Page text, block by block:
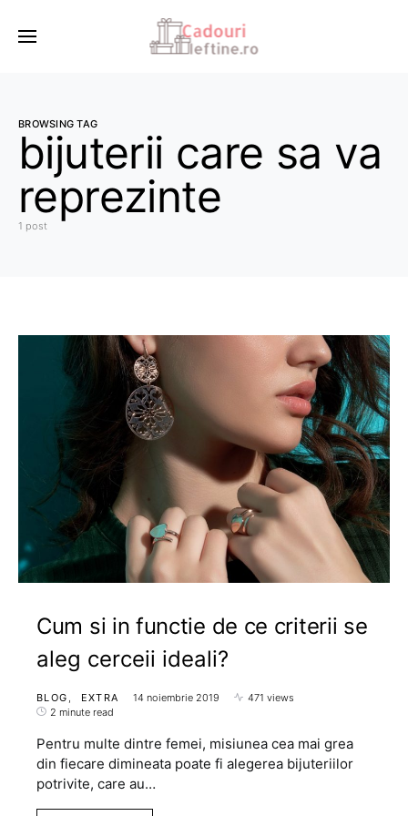
BROWSING TAG
bijuterii care sa va
reprezinte
1 post
Cum si in functie de ce criterii se
aleg cerceii ideali?
BLOG EXTRA 14 noiembrie 2019
471 views
2 minute read
Pentru multe dintre femei, misiunea cea mai grea
din fiecare dimineata poate fi alegerea bijuteriilor
potrivite, care au…